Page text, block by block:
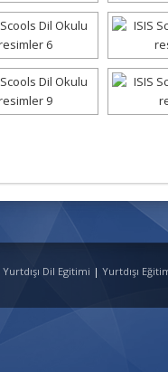
Dil Egitimi | Yurtdışı